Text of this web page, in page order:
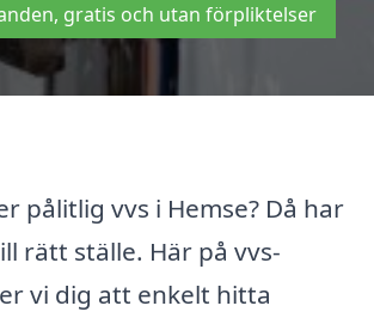
gratis och utan förpliktelser
pålitlig vvs i Hemse? Då har
rätt ställe. Här på vvs-
vi dig att enkelt hitta